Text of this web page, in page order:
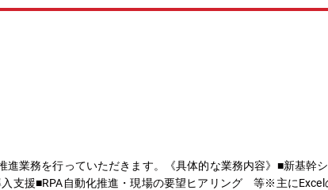
業務を行っていただきます。《具体的な業務内容》■新基幹
支援■RPA自動化推進・現場の要望ヒアリング 等※主にExcel